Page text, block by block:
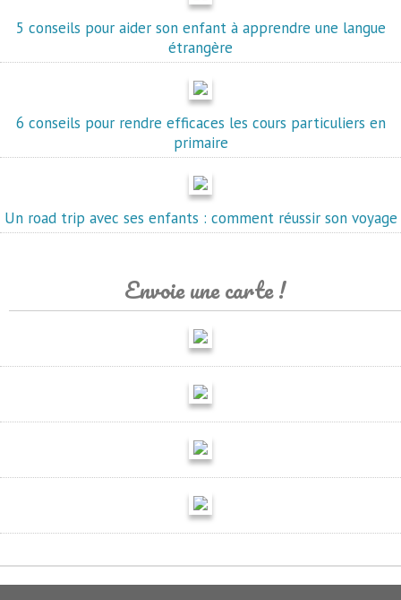
5 conseils pour aider son enfant à apprendre une langue
étrangère
6 conseils pour rendre efficaces les cours particuliers en
primaire
Un road trip avec ses enfants : comment réussir son voyage
Envoie une carte !